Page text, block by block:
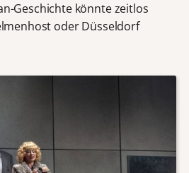
Geschichte könnte zeitlos
oder Düsseldorf